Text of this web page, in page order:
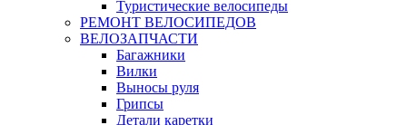
Туристические велосипеды
РЕМОНТ ВЕЛОСИПЕДОВ
ВЕЛОЗАПЧАСТИ
Багажники
Вилки
Выносы руля
Грипсы
Детали каретки